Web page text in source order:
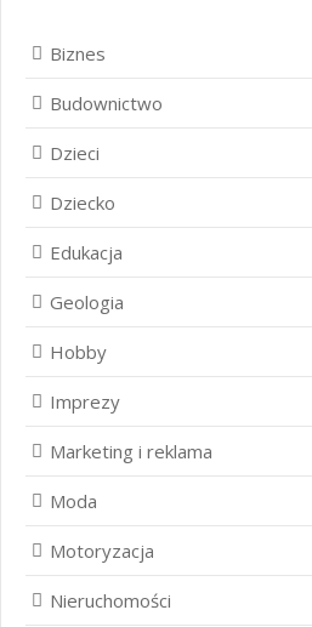
Biznes
Budownictwo
Dzieci
Dziecko
Edukacja
Geologia
Hobby
Imprezy
Marketing i reklama
Moda
Motoryzacja
Nieruchomości